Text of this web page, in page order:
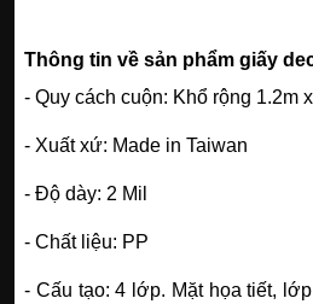
Thông tin về sản phẩm giấy
- Quy cách cuộn: Khổ rộng 1.2m
- Xuất xứ: Made in Taiwan
- Độ dày: 2 Mil
- Chất liệu: PP
- Cấu tạo: 4 lớp. Mặt họa tiết,